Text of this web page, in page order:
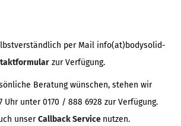
per Mail info(at)bodysolid-
zur Verfügung.
Beratung wünschen, stehen wir
Uhr unter 0170 / 888 6928 zur Verfügung.
unserCallback Service nutzen.